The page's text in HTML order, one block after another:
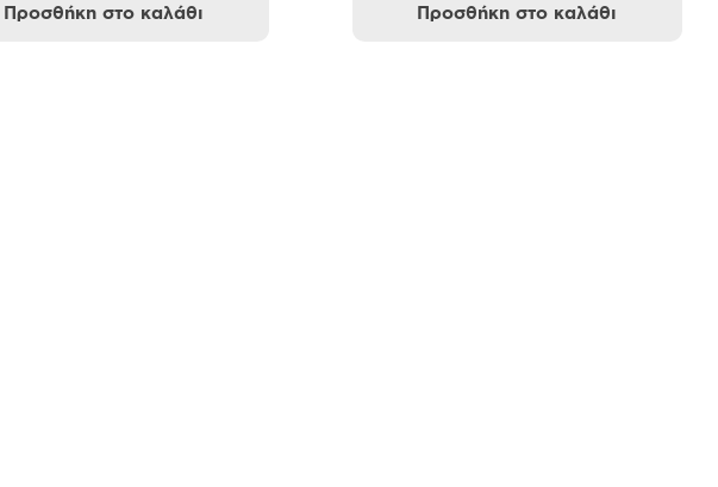
Προσθήκη στο καλάθι Προσθήκη στο καλάθι